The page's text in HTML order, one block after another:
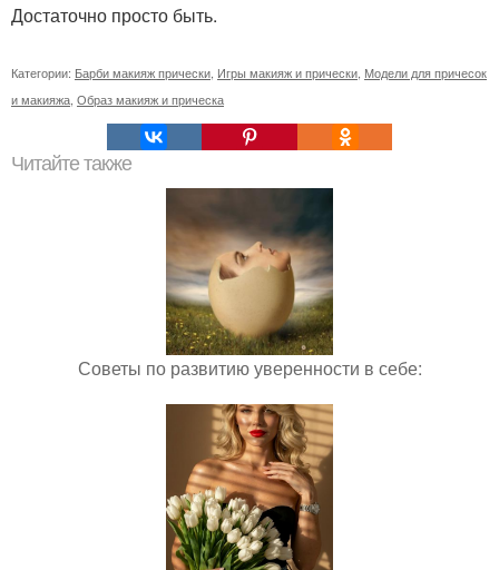
Достаточно просто быть.
Категории: Барби макияж прически Игры макияж и прически Модели для причесок
и макияжа Образ макияж и прическа
Читайте также
Советы по развитию уверенности в себе: